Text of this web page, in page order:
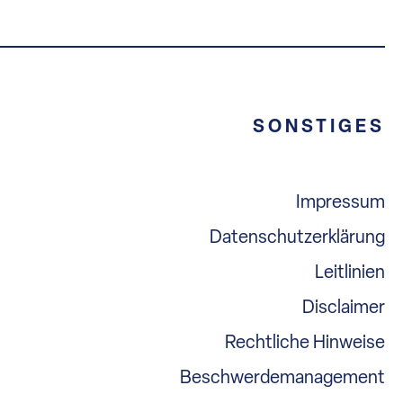
SONSTIGES
Impressum
Datenschutzerklärung
Leitlinien
Disclaimer
Rechtliche Hinweise
Beschwerdemanagement